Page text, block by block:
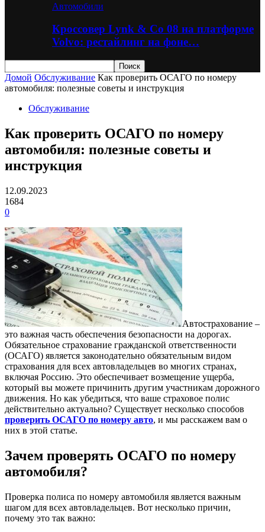
Автомобили
Кроссовер Lynk & Co 08 на платформе
Volvo: рестайлинг на фоне…
Домой Обслуживание Как проверить ОСАГО по номеру
автомобиля: полезные советы и инструкция
Обслуживание
Как проверить ОСАГО по номеру
автомобиля: полезные советы и
инструкция
12.09.2023
1684
0
Автострахование –
это важная часть обеспечения безопасности на дорогах.
Обязательное страхование гражданской ответственности
(ОСАГО) является законодательно обязательным видом
страхования для всех автовладельцев во многих странах,
включая Россию. Это обеспечивает возмещение ущерба,
который вы можете причинить другим участникам дорожного
движения. Но как убедиться, что ваше страховое полис
действительно актуально? Существует несколько способов
проверить ОСАГО по номеру авто, и мы расскажем вам о
них в этой статье.
Зачем проверять ОСАГО по номеру
автомобиля?
Проверка полиса по номеру автомобиля является важным
шагом для всех автовладельцев. Вот несколько причин,
почему это так важно: